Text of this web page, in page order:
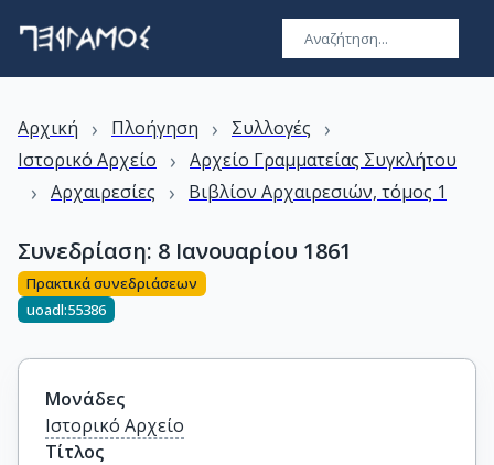
Αρχική › Πλοήγηση › Συλλογές ›
Ιστορικό Αρχείο › Αρχείο Γραμματείας Συγκλήτου
› Αρχαιρεσίες › Βιβλίον Αρχαιρεσιών, τόμος 1
Συνεδρίαση: 8 Ιανουαρίου 1861
Πρακτικά συνεδριάσεων
uoadl:55386
Μονάδες
Ιστορικό Αρχείο
Τίτλος